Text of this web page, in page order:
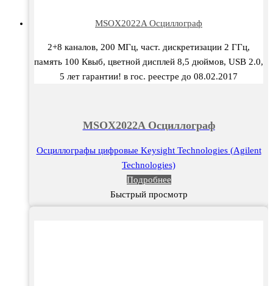
MSOX2022A Осциллограф
2+8 каналов, 200 МГц, част. дискретизации 2 ГГц,
память 100 Квыб, цветной дисплей 8,5 дюймов, USB 2.0,
5 лет гарантии! в гос. реестре до 08.02.2017
MSOX2022A Осциллограф
Осциллографы цифровые Keysight Technologies (Agilent
Technologies)
Подробнее
Быстрый просмотр